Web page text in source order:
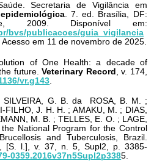
Secretaria de Vigilância em
. 7. ed. Brasília, DF:
2009. Disponível em:
bvs/publicacoes/guia_vigilancia
Acesso em 11 de novembro de 2025.
of One Health: a decade of
future.Veterinary Record , v. 174,
vr.g143
SILVEIRA, G. B. da ROSA, B. M. ;
FILHO, J. H. H. ; AMAKU, M. ; DIAS,
M. B. ; TELLES, E. O. ; LAGE,
National Program for the Control
and Tuberculosis, Brazil.
, [S. l.], v. 37, n. 5, Supl2, p. 3385-
0359.2016v37n5Supl2p3385.